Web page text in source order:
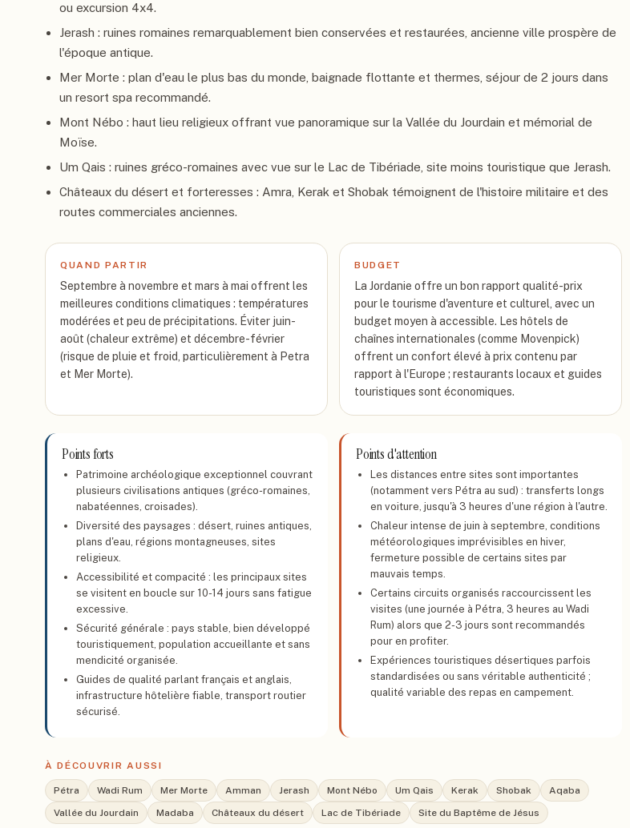
ou excursion 4x4.
Jerash : ruines romaines remarquablement bien conservées et restaurées, ancienne ville prospère de
l'époque antique.
Mer Morte : plan d'eau le plus bas du monde, baignade flottante et thermes, séjour de 2 jours dans
un resort spa recommandé.
Mont Nébo : haut lieu religieux offrant vue panoramique sur la Vallée du Jourdain et mémorial de
Moïse.
Um Qais : ruines gréco-romaines avec vue sur le Lac de Tibériade, site moins touristique que Jerash.
Châteaux du désert et forteresses : Amra, Kerak et Shobak témoignent de l'histoire militaire et des
routes commerciales anciennes.
QUAND PARTIR
Septembre à novembre et mars à mai offrent les
meilleures conditions climatiques : températures
modérées et peu de précipitations. Éviter juin-
août (chaleur extrême) et décembre-février
(risque de pluie et froid, particulièrement à Petra
et Mer Morte).
BUDGET
La Jordanie offre un bon rapport qualité-prix
pour le tourisme d'aventure et culturel, avec un
budget moyen à accessible. Les hôtels de
chaînes internationales (comme Movenpick)
offrent un confort élevé à prix contenu par
rapport à l'Europe ; restaurants locaux et guides
touristiques sont économiques.
Points forts
Patrimoine archéologique exceptionnel couvrant
plusieurs civilisations antiques (gréco-romaines,
nabatéennes, croisades).
Diversité des paysages : désert, ruines antiques,
plans d'eau, régions montagneuses, sites
religieux.
Accessibilité et compacité : les principaux sites
se visitent en boucle sur 10-14 jours sans fatigue
excessive.
Sécurité générale : pays stable, bien développé
touristiquement, population accueillante et sans
mendicité organisée.
Guides de qualité parlant français et anglais,
infrastructure hôtelière fiable, transport routier
sécurisé.
Points d'attention
Les distances entre sites sont importantes
(notamment vers Pétra au sud) : transferts longs
en voiture, jusqu'à 3 heures d'une région à l'autre.
Chaleur intense de juin à septembre, conditions
météorologiques imprévisibles en hiver,
fermeture possible de certains sites par
mauvais temps.
Certains circuits organisés raccourcissent les
visites (une journée à Pétra, 3 heures au Wadi
Rum) alors que 2-3 jours sont recommandés
pour en profiter.
Expériences touristiques désertiques parfois
standardisées ou sans véritable authenticité ;
qualité variable des repas en campement.
À DÉCOUVRIR AUSSI
Pétra Wadi Rum Mer Morte Amman Jerash Mont Nébo Um Qais Kerak Shobak
Aqaba
Vallée du Jourdain
Madaba Châteaux du désert Lac de Tibériade Site du Baptême de Jésus